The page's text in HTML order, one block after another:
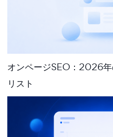
オンページSEO：2026
リスト